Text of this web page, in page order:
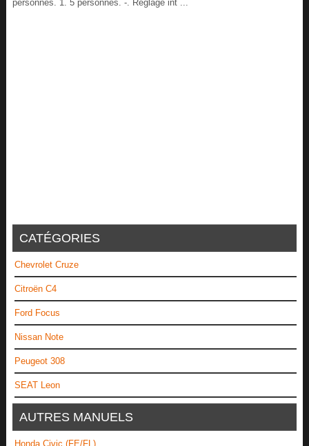
personnes. 1. 5 personnes. -. Réglage int ...
CATÉGORIES
Chevrolet Cruze
Citroën C4
Ford Focus
Nissan Note
Peugeot 308
SEAT Leon
AUTRES MANUELS
Honda Civic (FE/FL)